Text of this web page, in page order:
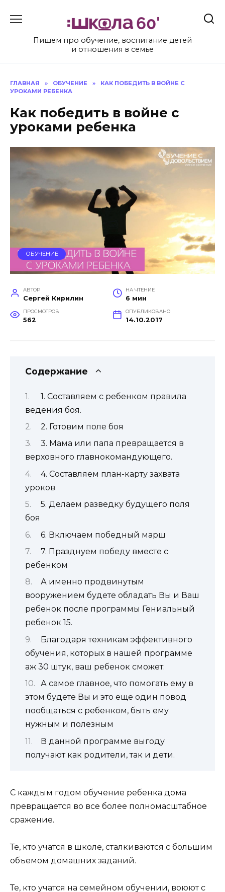
Пишем про обучение, воспитание детей
и отношения в семье
ГЛАВНАЯ » ОБУЧЕНИЕ »
КАК ПОБЕДИТЬ В ВОЙНЕ С
УРОКАМИ РЕБЕНКА
Как победить в войне с
уроками ребенка
ОБУЧЕНИЕ
АВТОР
Сергей Кирилин
НА ЧТЕНИЕ
6 мин
ПРОСМОТРОВ
562
ОПУБЛИКОВАНО
14.10.2017
Содержание
1. Составляем с ребенком правила
ведения боя.
2. Готовим поле боя
3. Мама или папа превращается в
верховного главнокомандующего.
4. Составляем план-карту захвата
уроков
5. Делаем разведку будущего поля
боя
6. Включаем победный марш
7. Празднуем победу вместе с
ребенком
А именно продвинутым
вооружением будете обладать Вы и Ваш
ребенок после программы Гениальный
ребенок 15.
Благодаря техникам эффективного
обучения, которых в нашей программе
аж 30 штук, ваш ребенок сможет:
А самое главное, что помогать ему в
этом будете Вы и это еще один повод
пообщаться с ребенком, быть ему
нужным и полезным
В данной программе выгоду
получают как родители, так и дети.
С каждым годом обучение ребенка дома
превращается во все более полномасштабное
сражение.
Те, кто учатся в школе, сталкиваются с большим
объемом домашних заданий.
Те, кто учатся на семейном обучении, воюют с